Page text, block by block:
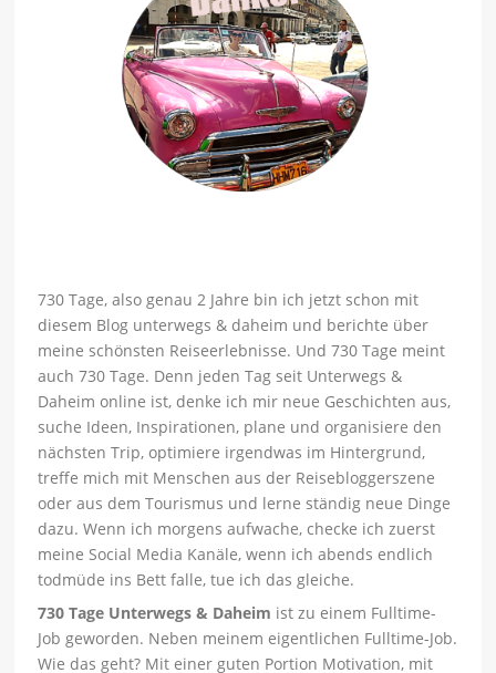
730 Tage, also genau 2 Jahre bin ich jetzt schon mit
diesem Blog unterwegs & daheim und berichte über
meine schönsten Reiseerlebnisse. Und 730 Tage meint
auch 730 Tage. Denn jeden Tag seit Unterwegs &
Daheim online ist, denke ich mir neue Geschichten aus,
suche Ideen, Inspirationen, plane und organisiere den
nächsten Trip, optimiere irgendwas im Hintergrund,
treffe mich mit Menschen aus der Reisebloggerszene
oder aus dem Tourismus und lerne ständig neue Dinge
dazu. Wenn ich morgens aufwache, checke ich zuerst
meine Social Media Kanäle, wenn ich abends endlich
todmüde ins Bett falle, tue ich das gleiche.
730 Tage Unterwegs & Daheim ist zu einem Fulltime-
Job geworden. Neben meinem eigentlichen Fulltime-Job.
Wie das geht? Mit einer guten Portion Motivation, mit